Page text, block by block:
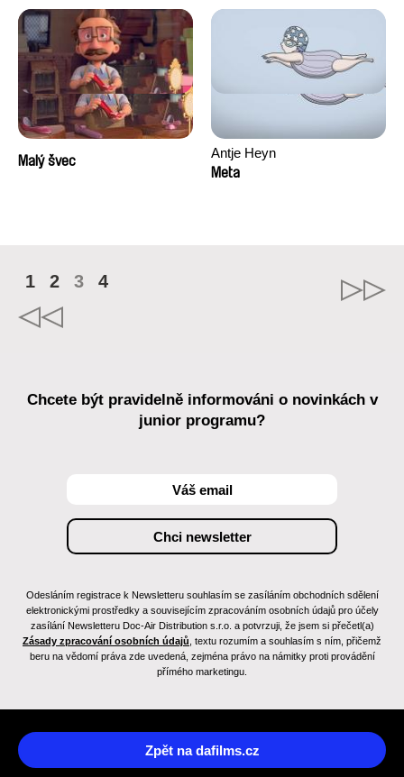
Malý švec
Antje Heyn
Meta
1 2 3 4
Chcete být pravidelně informováni o novinkách v
junior programu?
Odesláním registrace k Newsletteru souhlasím se zasíláním obchodních sdělení
elektronickými prostředky a souvisejícím zpracováním osobních údajů pro účely
zasílání Newsletteru Doc-Air Distribution s.r.o. a potvrzuji, že jsem si přečetl(a)
Zásady zpracování osobních údajů , textu rozumím a souhlasím s ním, přičemž
beru na vědomí práva zde uvedená, zejména právo na námitky proti provádění
přímého marketingu.
Zpět na dafilms.cz